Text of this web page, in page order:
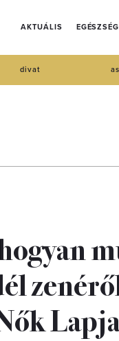
AKTUÁLIS EGÉSZSÉG
divat